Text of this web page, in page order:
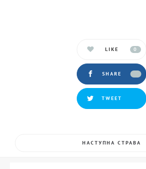
LIKE 0
SHARE
TWEET
НАСТУПНА СТРАВА